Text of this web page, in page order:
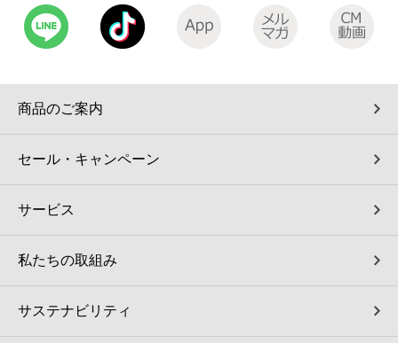
商品のご案内
セール・キャンペーン
サービス
私たちの取組み
サステナビリティ